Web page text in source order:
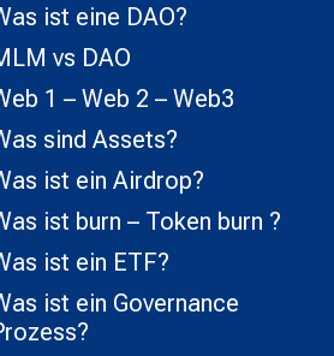
ist eine DAO?
vs DAO
1 – Web 2 – Web3
sind Assets?
ist ein Airdrop?
ist burn – Token burn ?
ist ein ETF?
ist ein Governance